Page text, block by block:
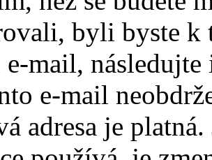
byli byste k
e-mail,
e-mail
adresa je